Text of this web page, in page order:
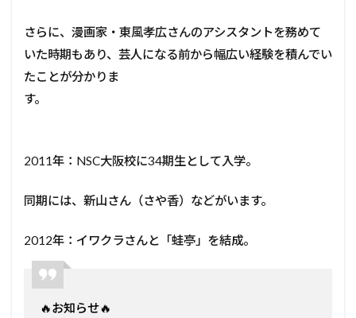
さらに、漫画家・東風孝広さんのアシスタントを務めて
いた時期もあり、芸人になる前から幅広い経験を積んでい
たことが分かりま
す。
2011年：NSC大阪校に34期生として入学。
同期には、新山さん（さや香）などがいます。
2012年：イワクラさんと「蛙亭」を結成。
🔥お知らせ🔥